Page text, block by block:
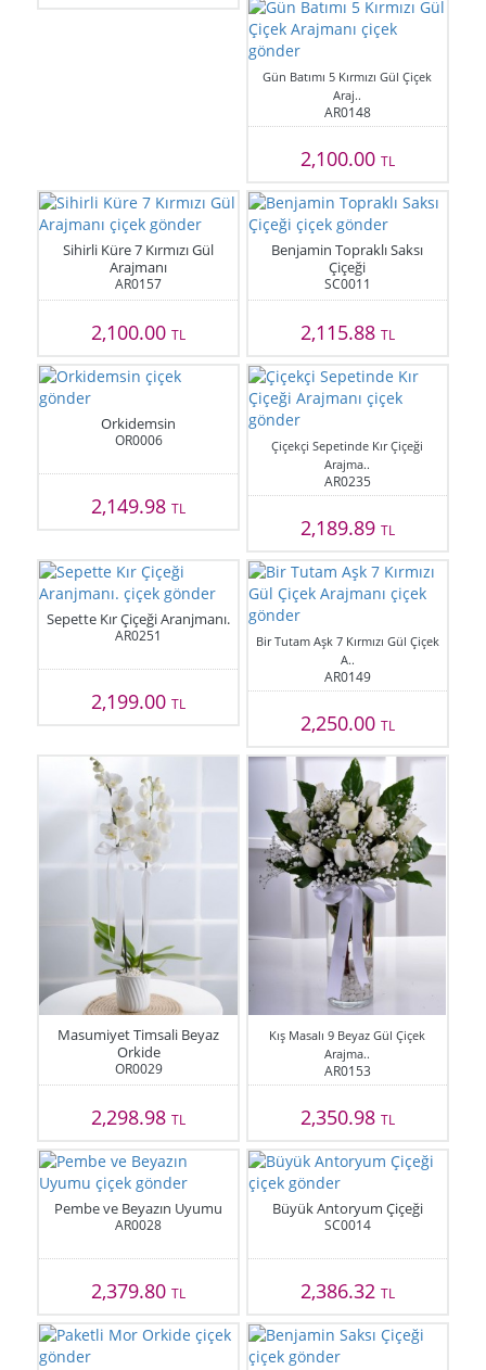
Gün Batımı 5 Kırmızı Gül Çiçek
Araj..
AR0148
2,100.00 TL
Sihirli Küre 7 Kırmızı Gül
Arajmanı
AR0157
2,100.00TL
Benjamin Topraklı Saksı
Çiçeği
SC0011
2,115.88 TL
Orkidemsin
OR0006
2,149.98TL
Çiçekçi Sepetinde Kır Çiçeği
Arajma..
AR0235
2,189.89 TL
Sepette Kır Çiçeği Aranjmanı.
AR0251
2,199.00TL
Bir Tutam Aşk 7 Kırmızı Gül Çiçek
A..
AR0149
2,250.00 TL
Masumiyet Timsali Beyaz
Orkide
OR0029
2,298.98TL
Kış Masalı 9 Beyaz Gül Çiçek
Arajma..
AR0153
2,350.98 TL
Pembe ve Beyazın Uyumu
AR0028
2,379.80TL
Büyük Antoryum Çiçeği
SC0014
2,386.32 TL